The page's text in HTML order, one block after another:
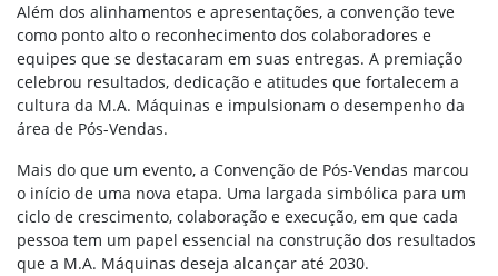
Além dos alinhamentos e apresentações, a convenção teve
como ponto alto o reconhecimento dos colaboradores e
equipes que se destacaram em suas entregas. A premiação
celebrou resultados, dedicação e atitudes que fortalecem a
cultura da M.A. Máquinas e impulsionam o desempenho da
área de Pós-Vendas.
Mais do que um evento, a Convenção de Pós-Vendas marcou
o início de uma nova etapa. Uma largada simbólica para um
ciclo de crescimento, colaboração e execução, em que cada
pessoa tem um papel essencial na construção dos resultados
que a M.A. Máquinas deseja alcançar até 2030.